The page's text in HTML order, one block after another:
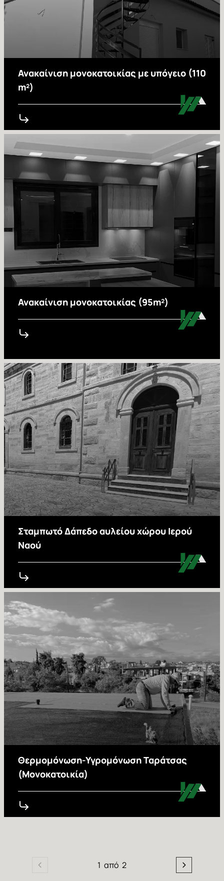
Ανακαίνιση μονοκατοικίας με υπόγειο (110
m²)
Ανακαίνιση μονοκατοικίας (95m²)
Σταμπωτό Δάπεδο αυλείου χώρου Ιερού
Ναού
Θερμομόνωση-Υγρομόνωση Ταράτσας
(Μονοκατοικία)
Σελιδοποίηση
Προηγούμενη
1 από 2
Next